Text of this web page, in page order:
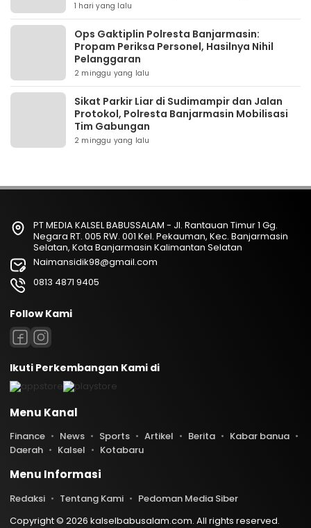
1 hari yang lalu
Ops Gaktiplin Polresta Banjarmasin:
Propam Periksa Personel, Hasilnya Nihil
Pelanggaran
2 minggu yang lalu
Sikat Parkir Liar di Sudimampir dan Jalan
Protokol, Polresta Banjarmasin Mobilisasi
Tim Gabungan
2 minggu yang lalu
PT MEDIA KALSEL BABUSSALAM - Jl. Rantauan Timur 1 Gg.
Negara RT. 005 RW. 001 Kel. Pekauman, Kec. Banjarmasin
Selatan, Kota Banjarmasin Kalimantan Selatan
Naimansidik98@gmail.com
0813 4871 9405
Follow Kami
Ikuti Perkembangan Kami di
Menu Kanal
Finance News Sports Artikel Berita
Kabar banua
Daerah
Kalsel Kotabaru
Menu Informasi
Redaksi Tentang Kami
Pedoman Media Siber
Copyright © 2026 kalselbabusalam.com. All rights reserved.